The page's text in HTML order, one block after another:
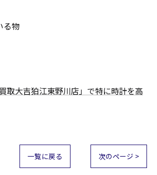
る物
取大吉狛江東野川店」で特に時計を高
一覧に戻る 次のページ >